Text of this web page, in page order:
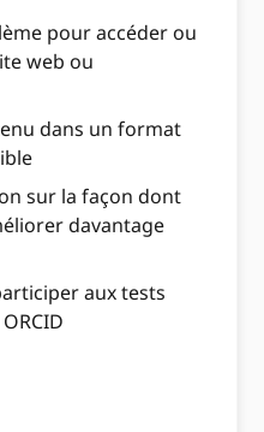
pour accéder ou
web ou
dans un format
sur la façon dont
davantage
aux tests